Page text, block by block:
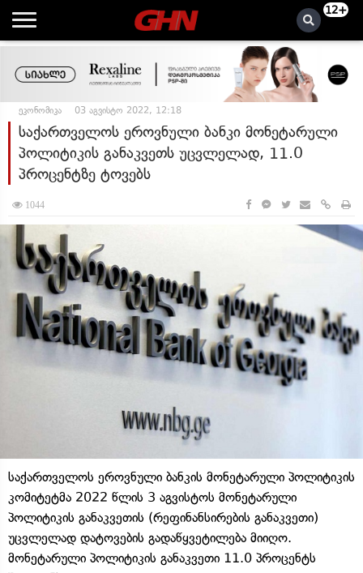
12+
ეკონომიკა 03 აგვისტო 2022, 12:18
საქართველოს ეროვნული ბანკი მონეტარული
პოლიტიკის განაკვეთს უცვლელად, 11.0
პროცენტზე ტოვებს
1044
საქართველოს ეროვნული ბანკის მონეტარული პოლიტიკის
კომიტეტმა 2022 წლის 3 აგვისტოს მონეტარული
პოლიტიკის განაკვეთის (რეფინანსირების განაკვეთი)
უცვლელად დატოვების გადაწყვეტილება მიიღო.
მონეტარული პოლიტიკის განაკვეთი 11.0 პროცენტს